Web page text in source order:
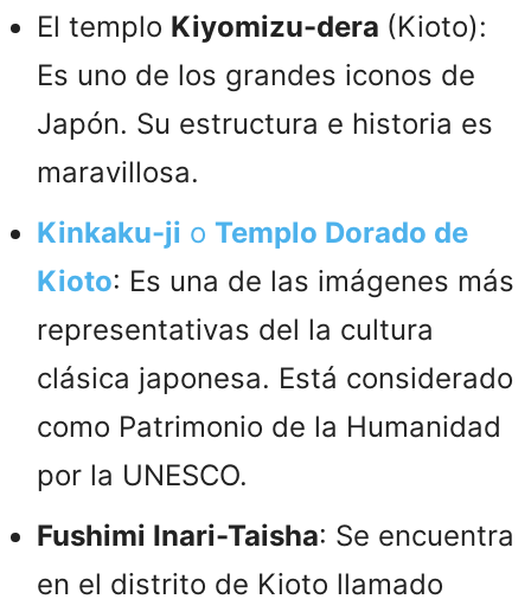
El templo Kiyomizu-dera (Kioto):
Es uno de los grandes iconos de
Japón. Su estructura e historia es
maravillosa.
Kinkaku-ji o Templo Dorado de
Kioto: Es una de las imágenes más
representativas del la cultura
clásica japonesa. Está considerado
como Patrimonio de la Humanidad
por la UNESCO.
Fushimi Inari-Taisha: Se encuentra
en el distrito de Kioto llamado